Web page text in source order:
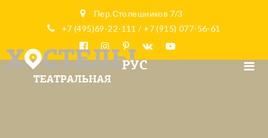
Пер.Столешников 7/3
+7 (495)69-22-111 / +7 (915) 077-56-61